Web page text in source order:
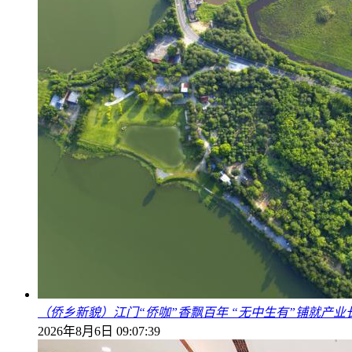
（侨乡新貌）江门“侨咖”香飘百年 “无中生有”铺就产业
2026年8月6日 09:07:39